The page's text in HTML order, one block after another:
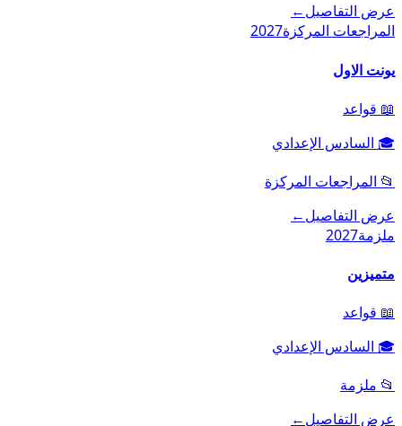
عرض التفاصيل←
المراجعات المركزة2027
يونت الاول
📖 قواعد
🎓 السادس الإعدادي
📂 المراجعات المركزة
عرض التفاصيل←
ملزمة2027
متميزين
📖 قواعد
🎓 السادس الإعدادي
📂 ملزمة
عرض التفاصيل←